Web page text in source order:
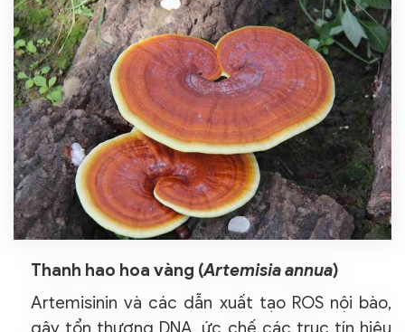
Thanh hao hoa vàng (Artemisia annua)
Artemisinin và các dẫn xuất tạo ROS nội bào,